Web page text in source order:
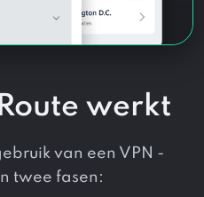
werkt
van een VPN -
twee fasen: